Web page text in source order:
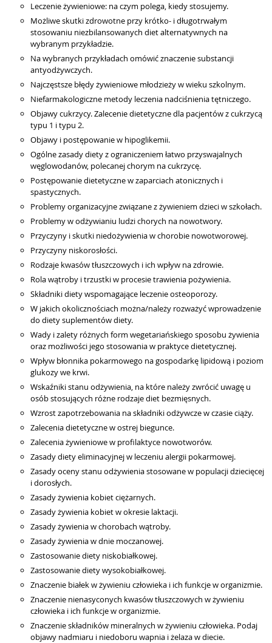
Leczenie żywieniowe: na czym polega, kiedy stosujemy.
Możliwe skutki zdrowotne przy krótko- i długotrwałym
stosowaniu niezbilansowanych diet alternatywnych na
wybranym przykładzie.
Na wybranych przykładach omówić znaczenie substancji
antyodżywczych.
Najczęstsze błędy żywieniowe młodzieży w wieku szkolnym.
Niefarmakologiczne metody leczenia nadciśnienia tętniczego.
Objawy cukrzycy. Zalecenie dietetyczne dla pacjentów z cukrzycą
typu 1 i typu 2.
Objawy i postępowanie w hipoglikemii.
Ogólne zasady diety z ograniczeniem łatwo przyswajalnych
węglowodanów, polecanej chorym na cukrzycę.
Postępowanie dietetyczne w zaparciach atonicznych i
spastycznych.
Problemy organizacyjne związane z żywieniem dzieci w szkołach.
Problemy w odżywianiu ludzi chorych na nowotwory.
Przyczyny i skutki niedożywienia w chorobie nowotworowej.
Przyczyny niskorosłości.
Rodzaje kwasów tłuszczowych i ich wpływ na zdrowie.
Rola wątroby i trzustki w procesie trawienia pożywienia.
Składniki diety wspomagające leczenie osteoporozy.
W jakich okolicznościach można/należy rozważyć wprowadzenie
do diety suplementów diety.
Wady i zalety różnych form wegetariańskiego sposobu żywienia
oraz możliwości jego stosowania w praktyce dietetycznej.
Wpływ błonnika pokarmowego na gospodarkę lipidową i poziom
glukozy we krwi.
Wskaźniki stanu odżywienia, na które należy zwrócić uwagę u
osób stosujących różne rodzaje diet bezmięsnych.
Wzrost zapotrzebowania na składniki odżywcze w czasie ciąży.
Zalecenia dietetyczne w ostrej biegunce.
Zalecenia żywieniowe w profilaktyce nowotworów.
Zasady diety eliminacyjnej w leczeniu alergii pokarmowej.
Zasady oceny stanu odżywienia stosowane w populacji dziecięcej
i dorosłych.
Zasady żywienia kobiet ciężarnych.
Zasady żywienia kobiet w okresie laktacji.
Zasady żywienia w chorobach wątroby.
Zasady żywienia w dnie moczanowej.
Zastosowanie diety niskobiałkowej.
Zastosowanie diety wysokobiałkowej.
Znaczenie białek w żywieniu człowieka i ich funkcje w organizmie.
Znaczenie nienasyconych kwasów tłuszczowych w żywieniu
człowieka i ich funkcje w organizmie.
Znaczenie składników mineralnych w żywieniu człowieka. Podaj
objawy nadmiaru i niedoboru wapnia i żelaza w diecie.